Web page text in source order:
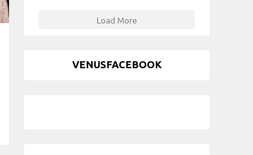
Load More
VENUSFACEBOOK